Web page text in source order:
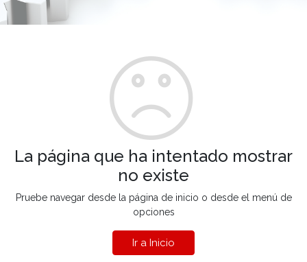
La página que ha intentado mostrar
no existe
Pruebe navegar desde la página de inicio o desde el menú de
opciones
Ir a Inicio